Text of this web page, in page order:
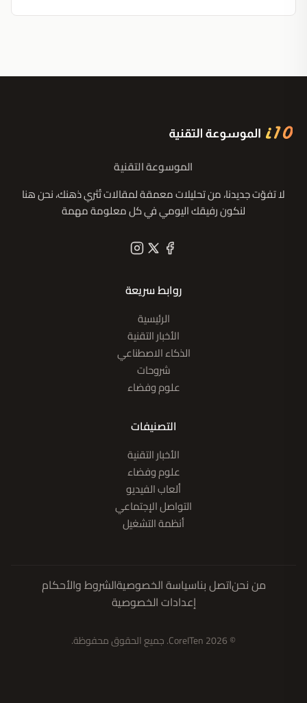
الموسوعة التقنية
لا تفوّت جديدنا، من تحليلات معمقة لمقالات تُثري ذهنك، نحن هنا
لنكون رفيقك اليومي في كل معلومة مهمة
روابط سريعة
الرئيسية
الأخبار التقنية
الذكاء الاصطناعي
شروحات
علوم وفضاء
التصنيفات
الأخبار التقنية
علوم وفضاء
ألعاب الفيديو
التواصل الإجتماعي
أنظمة التشغيل
من نحناتصل بناسياسة الخصوصيةالشروط والأحكام
إعدادات الخصوصية
© 2026 CoreITen. جميع الحقوق محفوظة.